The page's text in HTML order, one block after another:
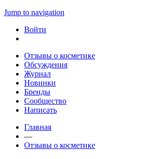
Jump to navigation
Войти
Отзывы о косметике
Обсуждения
Журнал
Новинки
Бренды
Сообщество
Написать
Главная
—
Отзывы о косметике